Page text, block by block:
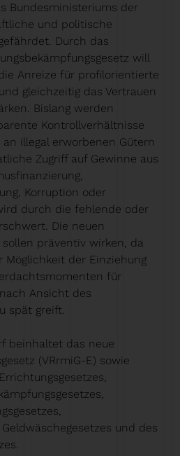
Bundesministeriums der
und politische
Durch das
will
Anreize für profilorientierte
gleichzeitig das Vertrauen
Bislang werden
Kontrollverhältnisse
illegal erworbenen Gütern
Zugriff auf Gewinne aus
Korruption oder
durch die fehlende oder
Die neuen
präventiv wirken, da
der Einziehung
für
Ansicht des
spät greift.
beinhaltet das neue
(VRrmiG-E) sowie
und des